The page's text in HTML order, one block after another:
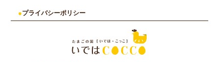
プライバシーポリシー